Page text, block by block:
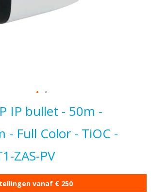
IP bullet - 50m -
- Full Color - TiOC -
ZAS-PV
vanaf € 250